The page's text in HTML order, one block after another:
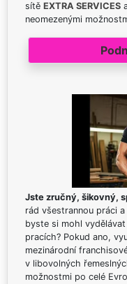
sítě EXTRA SERVICES
neomezenými
Jste zručný, šikovný,
rád všestrannou práci
byste si mohl
pracích? Pokud ano,
mezinárodní
v libovolných
možnostmi po celé